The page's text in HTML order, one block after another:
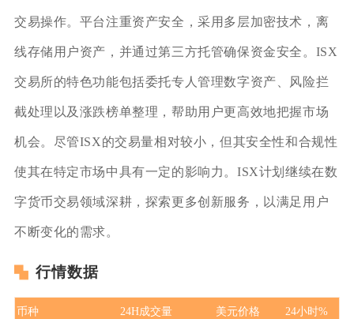
交易操作。平台注重资产安全，采用多层加密技术，离
线存储用户资产，并通过第三方托管确保资金安全。ISX
交易所的特色功能包括委托专人管理数字资产、风险拦
截处理以及涨跌榜单整理，帮助用户更高效地把握市场
机会。尽管ISX的交易量相对较小，但其安全性和合规性
使其在特定市场中具有一定的影响力。ISX计划继续在数
字货币交易领域深耕，探索更多创新服务，以满足用户
不断变化的需求。
行情数据
币种 24H成交量 美元价格 24小时%